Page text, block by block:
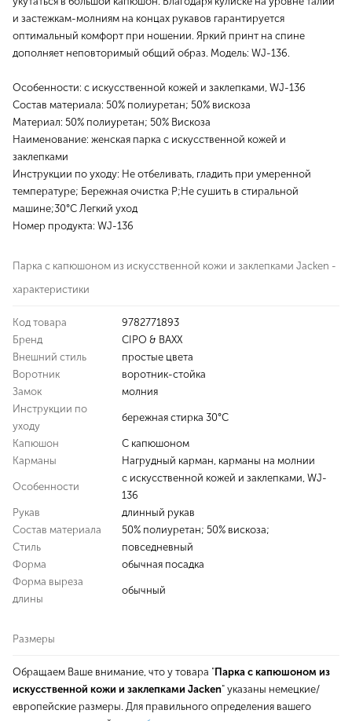
и застежкам-молниям на концах рукавов гарантируется
оптимальный комфорт при ношении. Яркий принт на спине
дополняет неповторимый общий образ. Модель: WJ-136.
Особенности: с искусственной кожей и заклепками, WJ-136
Состав материала: 50% полиуретан; 50% вискоза
Материал: 50% полиуретан; 50% Вискоза
Наименование: женская парка с искусственной кожей и
заклепками
Инструкции по уходу: Не отбеливать, гладить при умеренной
температуре; Бережная очистка P;Не сушить в стиральной
машине;30°C Легкий уход
Номер продукта: WJ-136
Парка с капюшоном из искусственной кожи и заклепками Jacken -
характеристики
Код товара
9782771893
Бренд
CIPO & BAXX
Внешний стиль
простые цвета
Воротник
воротник-стойка
Замок
молния
Инструкции по
уходу
бережная стирка 30°С
Капюшон
С капюшоном
Карманы
Нагрудный карман, карманы на молнии
Особенности
с искусственной кожей и заклепками, WJ-
136
Рукав
длинный рукав
Состав материала
50% полиуретан; 50% вискоза;
Стиль
повседневный
Форма
обычная посадка
Форма выреза
длины
обычный
Размеры
Обращаем Ваше внимание, что у товара "Парка с капюшоном из
искусственной кожи и заклепками Jacken" указаны немецкие/
европейские размеры. Для правильного определения вашего